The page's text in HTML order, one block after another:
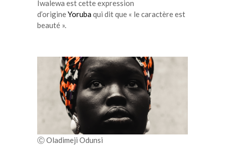
Iwalewa est cette expression
d’origineYorubaqui dit que « le caractère est
beauté ».
Ⓒ Oladimeji Odunsi